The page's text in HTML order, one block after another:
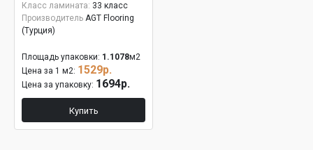
Класс ламината: 33 класс
Производитель AGT Flooring
(Турция)
Площадь упаковки: 1.1078м2
Цена за 1 м2: 1529р.
Цена за упаковку: 1694р.
Купить